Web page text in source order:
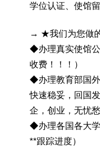
学位认证、使馆
→ ★我们为您做
◆办理真实使馆
收费！！！）
◆办理教育部国外
快速稳妥，回国
企，创业，无忧
◆办理各国各大
**跟踪进度）